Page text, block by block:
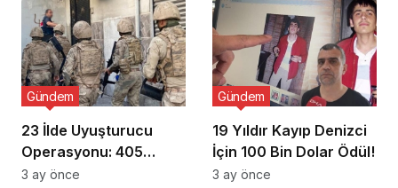
23 İlde Uyuşturucu
Operasyonu: 405
Gözaltı!
Gündem
3 ay önce
19 Yıldır Kayıp Denizci
İçin 100 Bin Dolar Ödül!
Gündem
3 ay önce